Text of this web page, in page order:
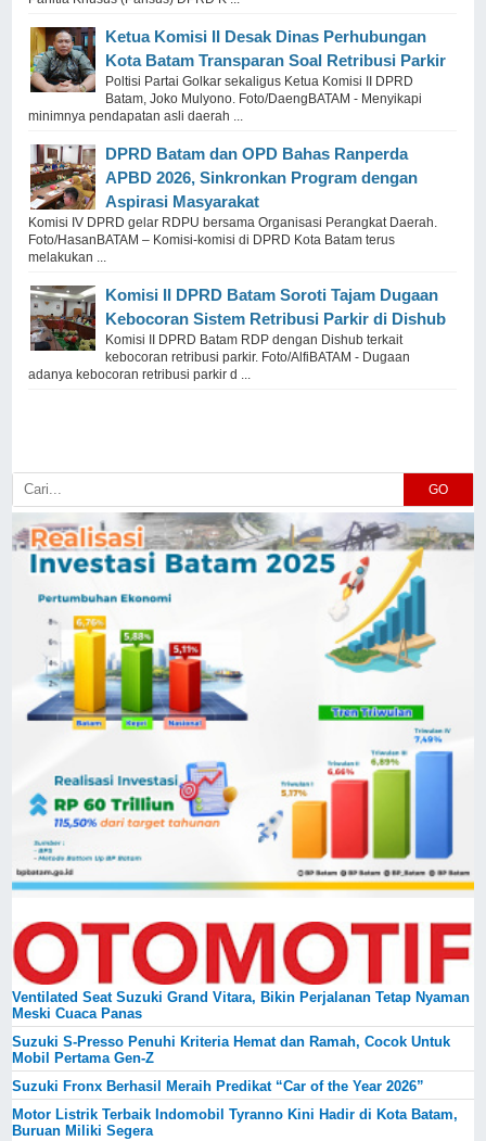
Ketua Komisi II Desak Dinas Perhubungan
Kota Batam Transparan Soal Retribusi Parkir
Poltisi Partai Golkar sekaligus Ketua Komisi II DPRD
Batam, Joko Mulyono. Foto/DaengBATAM - Menyikapi
minimnya pendapatan asli daerah ...
DPRD Batam dan OPD Bahas Ranperda
APBD 2026, Sinkronkan Program dengan
Aspirasi Masyarakat
Komisi IV DPRD gelar RDPU bersama Organisasi Perangkat Daerah.
Foto/HasanBATAM – Komisi-komisi di DPRD Kota Batam terus
melakukan ...
Komisi II DPRD Batam Soroti Tajam Dugaan
Kebocoran Sistem Retribusi Parkir di Dishub
Komisi II DPRD Batam RDP dengan Dishub terkait
kebocoran retribusi parkir. Foto/AlfiBATAM - Dugaan
adanya kebocoran retribusi parkir d ...
GO
Ventilated Seat Suzuki Grand Vitara, Bikin Perjalanan Tetap Nyaman
Meski Cuaca Panas
Suzuki S-Presso Penuhi Kriteria Hemat dan Ramah, Cocok Untuk
Mobil Pertama Gen-Z
Suzuki Fronx Berhasil Meraih Predikat “Car of the Year 2026”
Motor Listrik Terbaik Indomobil Tyranno Kini Hadir di Kota Batam,
Buruan Miliki Segera